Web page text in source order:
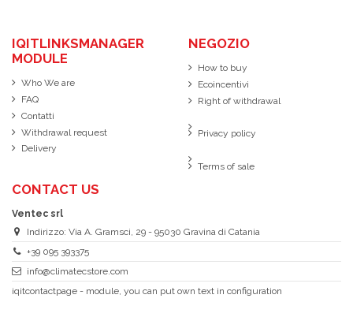
IQITLINKSMANAGER
MODULE
Who We are
FAQ
Contatti
Withdrawal request
Delivery
NEGOZIO
How to buy
Ecoincentivi
Right of withdrawal
Privacy policy
Terms of sale
CONTACT US
Ventec srl
Indirizzo: Via A. Gramsci, 29 - 95030 Gravina di Catania
+39 095 393375
info@climatecstore.com
iqitcontactpage - module, you can put own text in configuration